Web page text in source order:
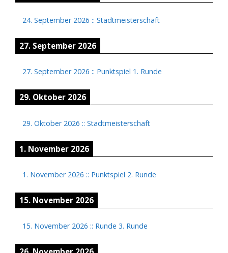
24. September 2026 :: Stadtmeisterschaft
27. September 2026
27. September 2026 :: Punktspiel 1. Runde
29. Oktober 2026
29. Oktober 2026 :: Stadtmeisterschaft
1. November 2026
1. November 2026 :: Punktspiel 2. Runde
15. November 2026
15. November 2026 :: Runde 3. Runde